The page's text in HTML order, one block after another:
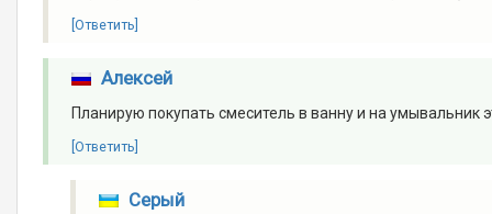
[Ответить]
Алексей
Планирую покупать смеситель в ванну и на умывальник
[Ответить]
Серый